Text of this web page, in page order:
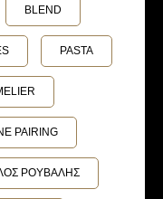
BLEND
PASTA
PAIRING
ΡΟΥΒΑΛΗΣ